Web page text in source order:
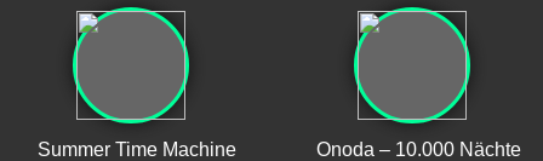
Summer Time Machine
Onoda – 10.000 Nächte